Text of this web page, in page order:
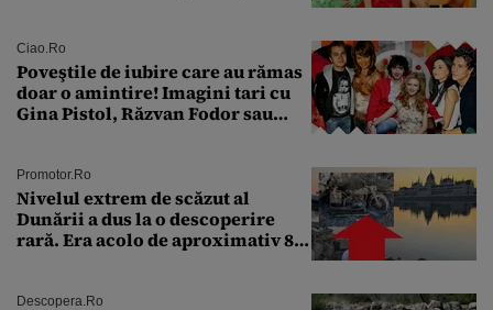
Ciao.ro
Poveştile de iubire care au rămas
doar o amintire! Imagini tari cu
Gina Pistol, Răzvan Fodor sau
Promotor.ro
Nivelul extrem de scăzut al
Dunării a dus la o descoperire
rară. Era acolo de aproximativ 80
Descopera.ro